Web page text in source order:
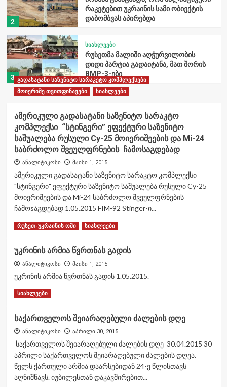
2
რაკეტებით უკრაინის სამი ობიექტის
დაბომბვას აპირებდა
3
სიახლეები
რუსეთმა მალიში აღჭურვილობის
დიდი პარტია გადაიტანა, მათ შორის
BMP-3-ები
4
„ჯარის ბანაკის“ მეშვიდე როტაცია
დასრულდა
მობილური საზენიტო სარაკეტო
რუსეთ-უკრაინის ომი
პენტაგონმა ირანის წინააღმდეგ
თავისი „Patriot“ რაკეტების მარაგის
თითქმის ორი მესამედი გამოიყენა
მობილური საზენიტო სარაკეტო
კომპლექსები
რუსეთ-უკრაინის ომი
წყაროების ცნობით, ძირითადი
სისტემისთვის განკუთვნილი
ამოიწურა
2
რუსეთ-უკრაინის ომი
ირანმა განაცხადა, რომ ბალისტიკური
3
სიახლეები
რუსეთმა მალიში აღჭურვილობის
დიდი პარტია გადაიტანა, მათ შორის
BMP-3-ები
სიახლეები
გადასატანი საზენიტო სარაკეტო კომპლექსები
მოიერიშე თვითფინავები
სიახლეები
ამერიკული გადასატანი საზენიტო სარაკტო
კომპლექსი “სტინგერი” ეფექტური საზენიტო
საშუალება რუსული Cy-25 მოიერიშეების და Mi-24
საბრძოლო შვეულფრნების ჩამოსაგდებად
ანალიტიკოსი მაისი 1, 2015
ამერიკული გადასატანი საზენიტო სარაკტო კომპლექსი
"სტინგერი" ეფექტური საზენიტო საშუალება რუსული Cy-25
მოიერიშეების და Mi-24 საბრძოლო შვეულფრნების
ჩამოsაგდებად 1.05.2015 FIM-92 Stinger-ი...
Read MoreRead
ამერიკული
გადასატანი
საზენიტო
სარაკტო
კომპლექსი
“სტინგერი”
საზენიტო
საშუალება
რუსული
Cy-
25
მოიერიშეების
და
რუსეთ-უკრაინის ომი სიახლეები
უკრინის არმია წვრთნას გადის
ანალიტიკოსი მაისი 1, 2015
უკრინის არმია წვრთნას გადის 1.05.2015.
Read MoreRead
უკრინის
არმია
წვრთნას
გადის
სიახლეები
საქართველოს შეიარაღებული ძალების დღე
ანალიტიკოსი აპრილი 30, 2015
საქართველოს შეიარაღებული ძალების დღე 30.04.2015 30
აპრილი საქართველოს შეიარაღებული ძალების დღეა.
წელს ქართული არმია დაარსებიდან 24-ე წლისთავს
აღნიშნავს. იუბილესთან დაკავშირებით...